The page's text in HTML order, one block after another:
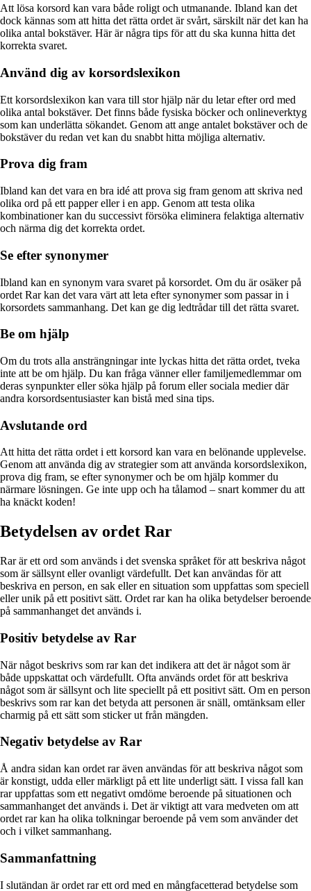
Att lösa korsord kan vara både roligt och utmanande. Ibland kan det
dock kännas som att hitta det rätta ordet är svårt, särskilt när det kan ha
olika antal bokstäver. Här är några tips för att du ska kunna hitta det
korrekta svaret.
Använd dig av korsordslexikon
Ett korsordslexikon kan vara till stor hjälp när du letar efter ord med
olika antal bokstäver. Det finns både fysiska böcker och onlineverktyg
som kan underlätta sökandet. Genom att ange antalet bokstäver och de
bokstäver du redan vet kan du snabbt hitta möjliga alternativ.
Prova dig fram
Ibland kan det vara en bra idé att prova sig fram genom att skriva ned
olika ord på ett papper eller i en app. Genom att testa olika
kombinationer kan du successivt försöka eliminera felaktiga alternativ
och närma dig det korrekta ordet.
Se efter synonymer
Ibland kan en synonym vara svaret på korsordet. Om du är osäker på
ordet Rar kan det vara värt att leta efter synonymer som passar in i
korsordets sammanhang. Det kan ge dig ledtrådar till det rätta svaret.
Be om hjälp
Om du trots alla ansträngningar inte lyckas hitta det rätta ordet, tveka
inte att be om hjälp. Du kan fråga vänner eller familjemedlemmar om
deras synpunkter eller söka hjälp på forum eller sociala medier där
andra korsordsentusiaster kan bistå med sina tips.
Avslutande ord
Att hitta det rätta ordet i ett korsord kan vara en belönande upplevelse.
Genom att använda dig av strategier som att använda korsordslexikon,
prova dig fram, se efter synonymer och be om hjälp kommer du
närmare lösningen. Ge inte upp och ha tålamod – snart kommer du att
ha knäckt koden!
Betydelsen av ordet Rar
Rar är ett ord som används i det svenska språket för att beskriva något
som är sällsynt eller ovanligt värdefullt. Det kan användas för att
beskriva en person, en sak eller en situation som uppfattas som speciell
eller unik på ett positivt sätt. Ordet rar kan ha olika betydelser beroende
på sammanhanget det används i.
Positiv betydelse av Rar
När något beskrivs som rar kan det indikera att det är något som är
både uppskattat och värdefullt. Ofta används ordet för att beskriva
något som är sällsynt och lite speciellt på ett positivt sätt. Om en person
beskrivs som rar kan det betyda att personen är snäll, omtänksam eller
charmig på ett sätt som sticker ut från mängden.
Negativ betydelse av Rar
Å andra sidan kan ordet rar även användas för att beskriva något som
är konstigt, udda eller märkligt på ett lite underligt sätt. I vissa fall kan
rar uppfattas som ett negativt omdöme beroende på situationen och
sammanhanget det används i. Det är viktigt att vara medveten om att
ordet rar kan ha olika tolkningar beroende på vem som använder det
och i vilket sammanhang.
Sammanfattning
I slutändan är ordet rar ett ord med en mångfacetterad betydelse som